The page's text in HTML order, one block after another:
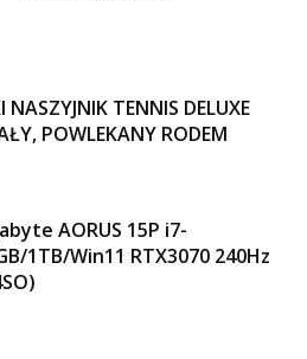
NASZYJNIK TENNIS DELUXE
POWLEKANY RODEM
AORUS 15P i7-
1TB/Win11 RTX3070 240Hz